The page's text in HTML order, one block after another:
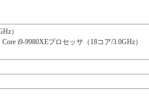
）
i9-9980XEプロセッサ（18コア/3.0GHz）